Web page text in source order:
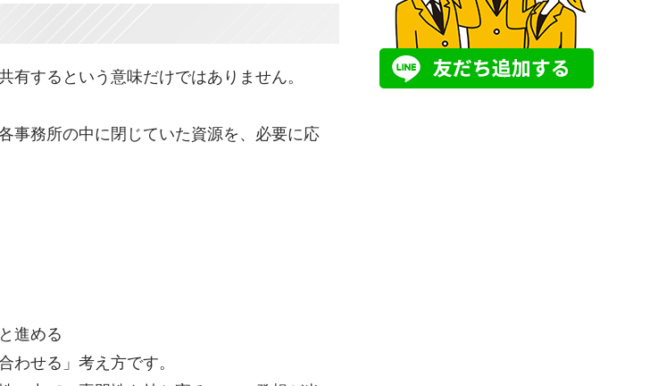
するという意味だけではありません。
事務所の中に閉じていた資源を、必要に応
進める
わせる」考え方です。